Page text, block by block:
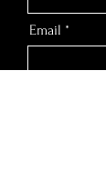
Email